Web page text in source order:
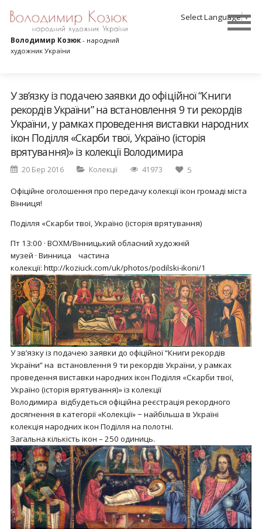
Select Language▼
Володимир Козюк- народний
художник України
У зв’язку із подачею заявки до офіційної “Книги
рекордів України” на встановлення 9 ти рекордів
України, у рамках проведення виставки народних
ікон Поділля «Скарби твої, Україно (історія
врятування)» із колекції Володимира
20 Бер 2016 Колекції 41973
5
Офіційне оголошення про передачу колекції ікон громаді міста
Вінниця!
Поділля «Скарби твої, Україно (історія врятування)
Пт 13:00 · ВОХМ/Вінницький обласний художній
музей · Винница частина
колекції: http://koziuck.com/uk/photos/podilski-ikoni/1
У зв’язку із подачею заявки до офіційної “Книги рекордів
України” на встановлення 9 ти рекордів України, у рамках
проведення виставки народних ікон Поділля «Скарби твої,
Україно (історія врятування)» із колекції
Володимира відбудеться офіційна реєстрація рекордного
досягнення в категорії «Колекції» − найбільша в Україні
колекція народних ікон Поділля на полотні.
Загальна кількість ікон – 250 одиниць.